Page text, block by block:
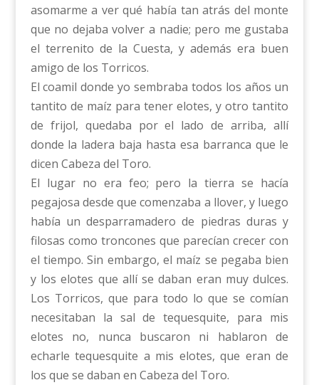
asomarme a ver qué había tan atrás del monte
que no dejaba volver a nadie; pero me gustaba
el terrenito de la Cuesta, y además era buen
amigo de los Torricos.
El coamil donde yo sembraba todos los años un
tantito de maíz para tener elotes, y otro tantito
de frijol, quedaba por el lado de arriba, allí
donde la ladera baja hasta esa barranca que le
dicen Cabeza del Toro.
El lugar no era feo; pero la tierra se hacía
pegajosa desde que comenzaba a llover, y luego
había un desparramadero de piedras duras y
filosas como troncones que parecían crecer con
el tiempo. Sin embargo, el maíz se pegaba bien
y los elotes que allí se daban eran muy dulces.
Los Torricos, que para todo lo que se comían
necesitaban la sal de tequesquite, para mis
elotes no, nunca buscaron ni hablaron de
echarle tequesquite a mis elotes, que eran de
los que se daban en Cabeza del Toro.